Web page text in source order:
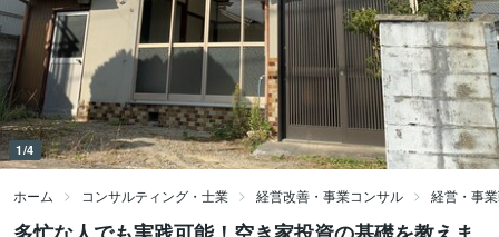
1/4
ホーム コンサルティング・士業 経営改善・事業コンサル 経営・事